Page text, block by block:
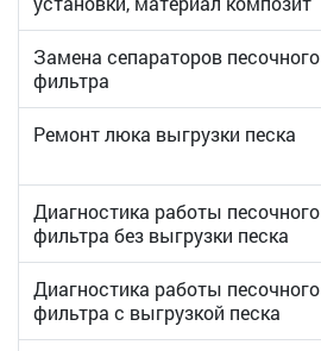
Замена сепараторов песочного
фильтра
Ремонт люка выгрузки песка
Диагностика работы песочного
фильтра без выгрузки песка
Диагностика работы песочного
фильтра с выгрузкой песка